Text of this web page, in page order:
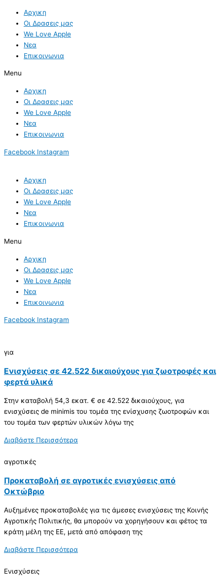
content
Αρχικη
Οι Δρασεις μας
We Love Apple
Νεα
Επικοινωνια
Menu
Αρχικη
Οι Δρασεις μας
We Love Apple
Νεα
Επικοινωνια
Facebook Instagram
Αρχικη
Οι Δρασεις μας
We Love Apple
Νεα
Επικοινωνια
Menu
Αρχικη
Οι Δρασεις μας
We Love Apple
Νεα
Επικοινωνια
Facebook Instagram
για
Ενισχύσεις σε 42.522 δικαιούχους για ζωοτροφές και
φερτά υλικά
Στην καταβολή 54,3 εκατ. € σε 42.522 δικαιούχους, για
ενισχύσεις de minimis του τομέα της ενίσχυσης ζωοτροφών και
του τομέα των φερτών υλικών λόγω της
Διαβάστε Περισσότερα
αγροτικές
Προκαταβολή σε αγροτικές ενισχύσεις από
Οκτώβριο
Αυξημένες προκαταβολές για τις άμεσες ενισχύσεις της Κοινής
Αγροτικής Πολιτικής, θα μπορούν να χορηγήσουν και φέτος τα
κράτη μέλη της ΕΕ, μετά από απόφαση της
Διαβάστε Περισσότερα
Ενισχύσεις